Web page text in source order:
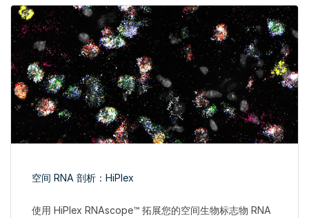
空间 RNA 剖析：HiPlex
使用 HiPlex RNAscope™ 拓展您的空间生物标志物 RNA